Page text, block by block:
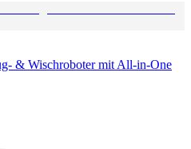
& Wischroboter mit All-in-One